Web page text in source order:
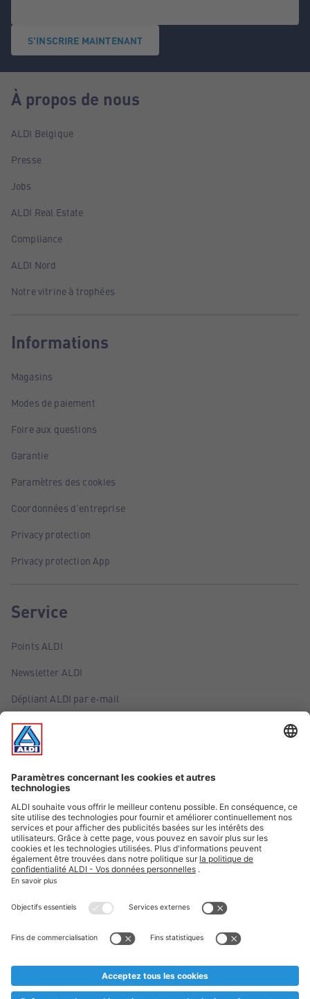
S'INSCRIRE MAINTENANT
À propos de nous
ALDI Belgique
Presse
Jobs
ALDI Real Estate
Compliance
ALDI Nord
Notre vitrine à trophées
Informations
Magasins
Modes de paiement
Foire aux questions
Garantie
Paramètres des cookies
Coordonnées d'entreprise
Privacy protection
Privacy protection App
Service
Points ALDI
Newsletter ALDI
Dépliant ALDI par e-mail
Offres
Infos essentielles
Suivez ALDI Belgique
Textes marqués d'un astérisque et mentions légales
* Nous vendons ces articles temporairement et jusqu'à
au cas où, malgré le planning bien étudié, nous serions
prématurément en rupture de stock. Prix Recupel et TVA incl.
** Sur ce site, l’utilisation de la forme masculine a été adoptée